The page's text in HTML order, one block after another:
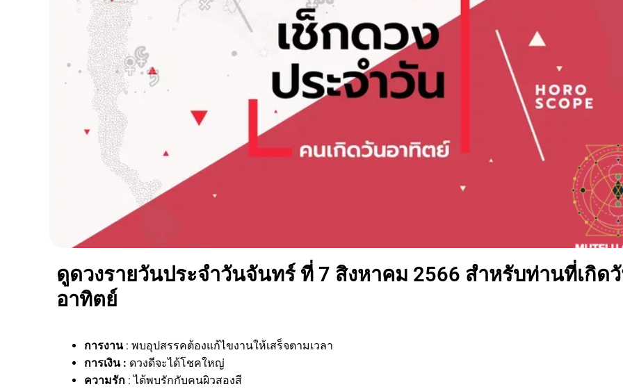
ดูดวงรายวันประจำวันจันทร์ ที่ 7 สิงหาคม 2566 สำหรับท่านที่เกิด
อาทิตย์
การงาน : พบอุปสรรคต้องแก้ไขงานให้เสร็จตามเวลา
การเงิน : ดวงดีจะได้โชคใหญ่
ความรัก : ได้พบรักกับคนผิวสองสี